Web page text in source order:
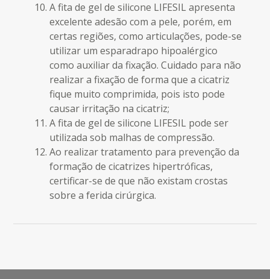
A fita de gel de silicone LIFESIL apresenta
excelente adesão com a pele, porém, em
certas regiões, como articulações, pode-se
utilizar um esparadrapo hipoalérgico
como auxiliar da fixação. Cuidado para não
realizar a fixação de forma que a cicatriz
fique muito comprimida, pois isto pode
causar irritação na cicatriz;
A fita de gel de silicone LIFESIL pode ser
utilizada sob malhas de compressão.
Ao realizar tratamento para prevenção da
formação de cicatrizes hipertróficas,
certificar-se de que não existam crostas
sobre a ferida cirúrgica.